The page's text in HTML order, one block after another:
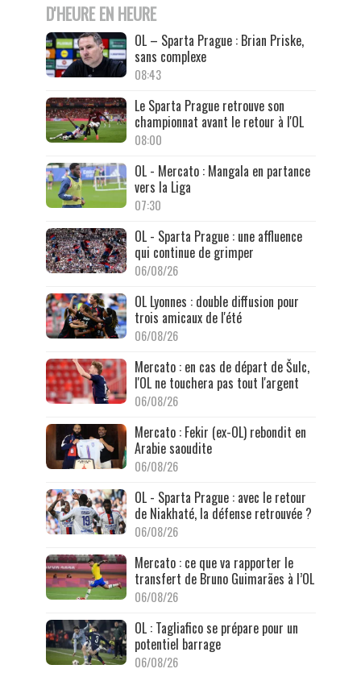
D'HEURE EN HEURE
OL – Sparta Prague : Brian Priske,
sans complexe
08:43
Le Sparta Prague retrouve son
championnat avant le retour à l'OL
08:00
OL - Mercato : Mangala en partance
vers la Liga
07:30
OL - Sparta Prague : une affluence
qui continue de grimper
06/08/26
OL Lyonnes : double diffusion pour
trois amicaux de l'été
06/08/26
Mercato : en cas de départ de Šulc,
l'OL ne touchera pas tout l'argent
06/08/26
Mercato : Fekir (ex-OL) rebondit en
Arabie saoudite
06/08/26
OL - Sparta Prague : avec le retour
de Niakhaté, la défense retrouvée ?
06/08/26
Mercato : ce que va rapporter le
transfert de Bruno Guimarães à l’OL
06/08/26
OL : Tagliafico se prépare pour un
potentiel barrage
06/08/26